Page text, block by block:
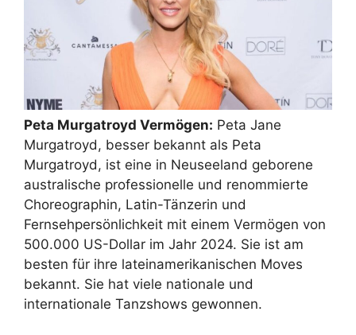
Peta Murgatroyd Vermögen: Peta Jane
Murgatroyd, besser bekannt als Peta
Murgatroyd, ist eine in Neuseeland geborene
australische professionelle und renommierte
Choreographin, Latin-Tänzerin und
Fernsehpersönlichkeit mit einem Vermögen von
500.000 US-Dollar im Jahr 2024. Sie ist am
besten für ihre lateinamerikanischen Moves
bekannt. Sie hat viele nationale und
internationale Tanzshows gewonnen.